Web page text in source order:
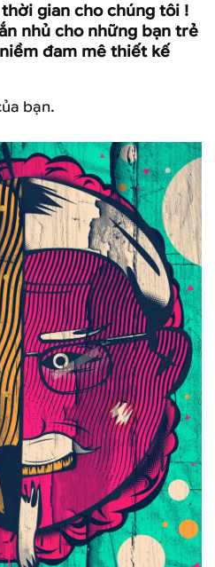
gian cho chúng tôi !
nhủ cho những bạn trẻ
đam mê thiết kế
bạn.